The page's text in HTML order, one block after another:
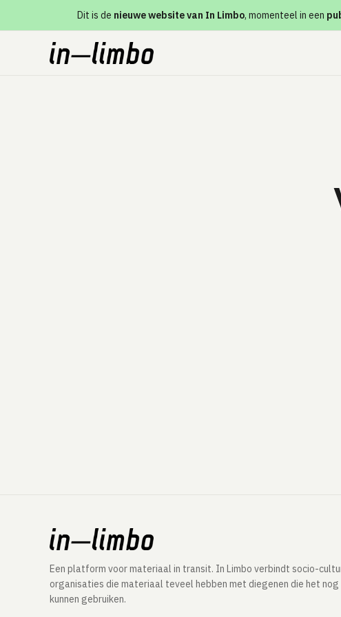
Dit is de nieuwe website van In Limbo, momenteel in een
Een platform voor materiaal in transit. In Limbo verbindt socio-
organisaties die materiaal teveel hebben met diegenen die het nog
kunnen gebruiken.